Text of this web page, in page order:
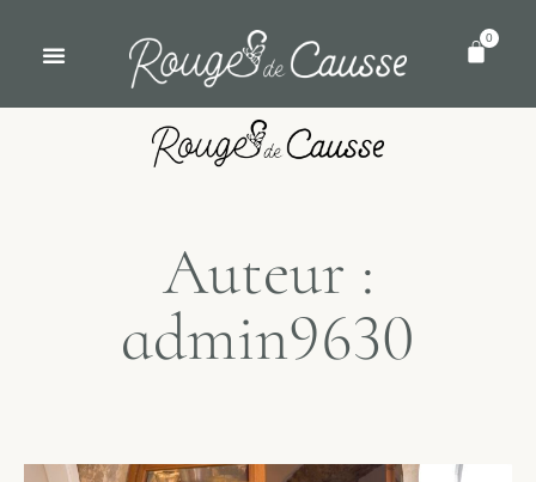
0
Auteur :
admin9630